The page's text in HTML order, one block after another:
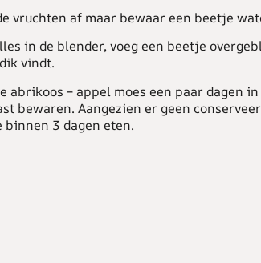
vruchten af maar bewaar een beetje
in de blender, voeg een beetje
vindt.
abrikoos – appel moes een paar dagen
bewaren. Aangezien er geen
binnen 3 dagen eten.